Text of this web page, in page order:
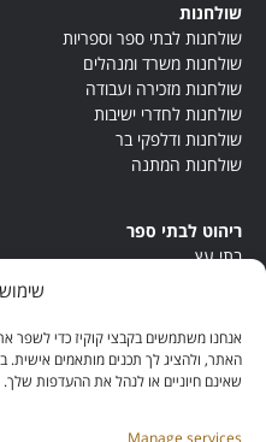
אנחנו משתמשים בקבצי קוקיז כדי לשפר
האתר, ולהציג לך תכנים מותאמים אישית.
שאינם חיוניים או לנהל את ההעדפות שלך.
Manage services
שולחנות
שולחנות לבתי ספר וספריות
שולחנות משרד ומנהלים
שולחנות מזכירה ועבודה
שולחנות לחדרי ישיבות
שולחנות ודלפקי בר
שולחנות המתנה
ריהוט לבתי ספר
בתי עץ
ריהוט מונטסורי
ריהוט אנתרופוסופי